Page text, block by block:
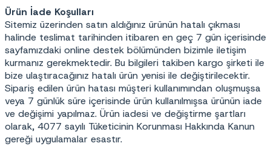
Ürün İade Koşulları
Sitemiz üzerinden satın aldığınız ürünün hatalı çıkması
halinde teslimat tarihinden itibaren en geç 7 gün içerisinde
sayfamızdaki online destek bölümünden bizimle iletişim
kurmanız gerekmektedir. Bu bilgileri takiben kargo şirketi ile
bize ulaştıracağınız hatalı ürün yenisi ile değiştirilecektir.
Sipariş edilen ürün hatası müşteri kullanımından oluşmuşsa
veya 7 günlük süre içerisinde ürün kullanılmışsa ürünün iade
ve değişimi yapılmaz. Ürün iadesi ve değiştirme şartları
olarak, 4077 sayılı Tüketicinin Korunması Hakkında Kanun
gereği uygulamalar esastır.